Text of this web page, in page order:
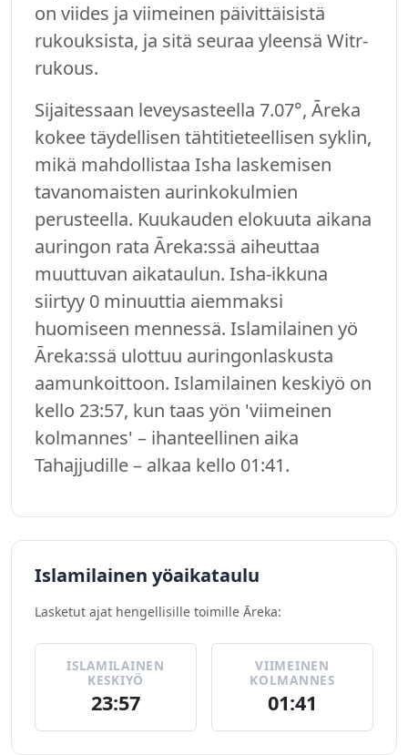
on viides ja viimeinen päivittäisistä
rukouksista, ja sitä seuraa yleensä Witr-
rukous.
Sijaitessaan leveysasteella 7.07°, Āreka
kokee täydellisen tähtitieteellisen syklin,
mikä mahdollistaa Isha laskemisen
tavanomaisten aurinkokulmien
perusteella. Kuukauden elokuuta aikana
auringon rata Āreka:ssä aiheuttaa
muuttuvan aikataulun. Isha-ikkuna
siirtyy 0 minuuttia aiemmaksi
huomiseen mennessä. Islamilainen yö
Āreka:ssä ulottuu auringonlaskusta
aamunkoittoon. Islamilainen keskiyö on
kello 23:57, kun taas yön 'viimeinen
kolmannes' – ihanteellinen aika
Tahajjudille – alkaa kello 01:41.
Islamilainen yöaikataulu
Lasketut ajat hengellisille toimille Āreka:
ISLAMILAINEN
KESKIYÖ
23:57
VIIMEINEN
KOLMANNES
01:41